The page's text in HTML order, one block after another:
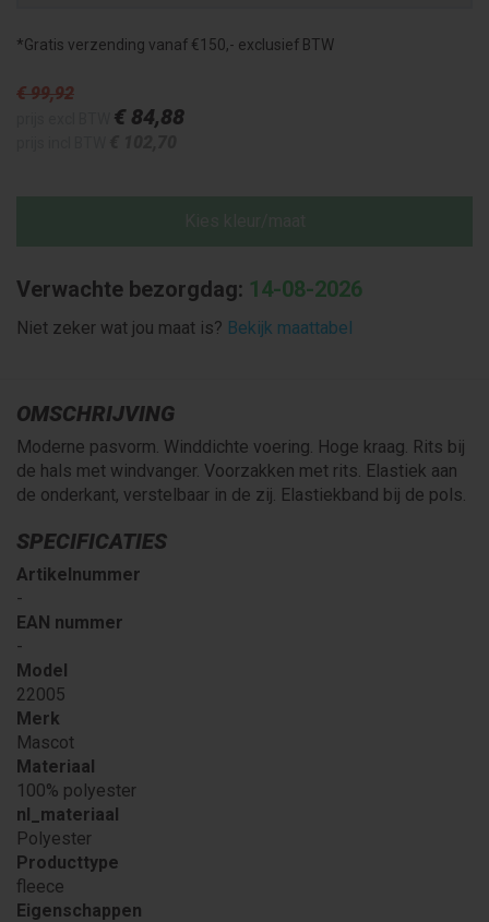
*Gratis verzending vanaf €150,- exclusief BTW
€ 99,92
€ 84,88
Verwachte bezorgdag: 14-08-2026
Niet zeker wat jou maat is? Bekijk maattabel
OMSCHRIJVING
Moderne pasvorm. Winddichte voering. Hoge kraag. Rits bij
de hals met windvanger. Voorzakken met rits. Elastiek aan
de onderkant, verstelbaar in de zij. Elastiekband bij de pols.
SPECIFICATIES
Artikelnummer
-
EAN nummer
-
Model
22005
Merk
Mascot
Materiaal
100% polyester
nl_materiaal
Polyester
Producttype
fleece
Eigenschappen